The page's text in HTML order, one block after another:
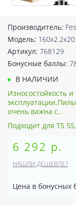
Производитель:
Модель:
Артикул: 768129
Бонусные баллы:
В НАЛИЧИИ
Износостойкость
очень важна с..
Подходит для TS
6 292 р.
НАШЛИ ДЕШЕВЛЕ?
Цена в бонусных